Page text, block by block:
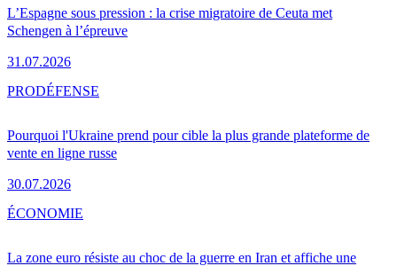
L’Espagne sous pression : la crise migratoire de Ceuta met
Schengen à l’épreuve
31.07.2026
Pourquoi l'Ukraine prend pour cible la plus grande plateforme de
vente en ligne russe
30.07.2026
PRODÉFENSE
La zone euro résiste au choc de la guerre en Iran et affiche une
ÉCONOMIE